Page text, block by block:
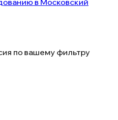
в Московский
по вашему фильтру